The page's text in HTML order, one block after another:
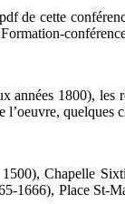
de cette
années 1800),
Chapelle
1666), Place